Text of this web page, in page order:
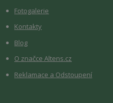
Fotogalerie
Kontakty
Blog
O značce Altens.cz
Reklamace a Odstoupení